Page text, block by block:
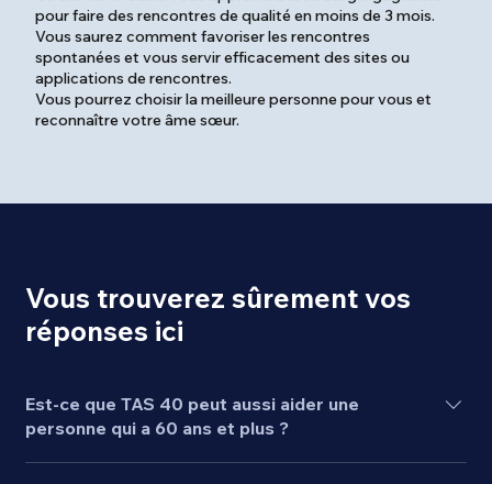
pour faire des rencontres de qualité en moins de 3 mois.
Vous saurez comment favoriser les rencontres
spontanées et vous servir efficacement des sites ou
applications de rencontres.
Vous pourrez choisir la meilleure personne pour vous et
reconnaître votre âme sœur.
Vous trouverez sûrement vos
réponses ici
​Est-ce que TAS 40 peut aussi aider une
personne qui a 60 ans et plus ?